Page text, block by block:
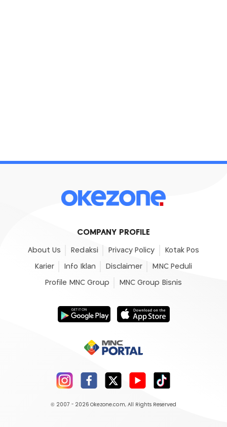
COMPANY PROFILE
About Us Redaksi Privacy Policy Kotak Pos
Karier Info Iklan Disclaimer MNC Peduli
Profile MNC Group MNC Group Bisnis
© 2007 - 2026 Okezone.com, All Rights Reserved